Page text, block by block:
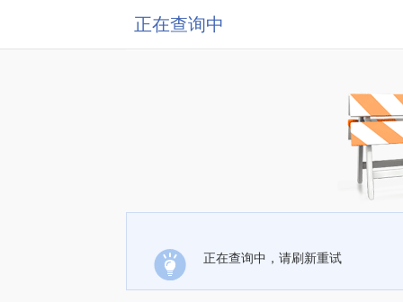
正在查询中
正在查询中，请刷新重试